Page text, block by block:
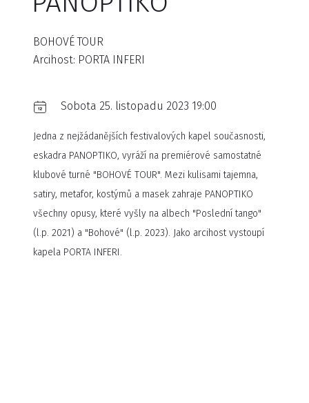
BOHOVÉ TOUR
Arcihost: PORTA INFERI
Sobota 25. listopadu 2023 19:00
Jedna z nejžádanějších festivalových kapel současnosti,
eskadra PANOPTIKO, vyráží na premiérové samostatné
klubové turné "BOHOVÉ TOUR". Mezi kulisami tajemna,
satiry, metafor, kostýmů a masek zahraje PANOPTIKO
všechny opusy, které vyšly na albech "Poslední tango"
(l.p. 2021) a "Bohové" (l.p. 2023). Jako arcihost vystoupí
kapela PORTA INFERI.